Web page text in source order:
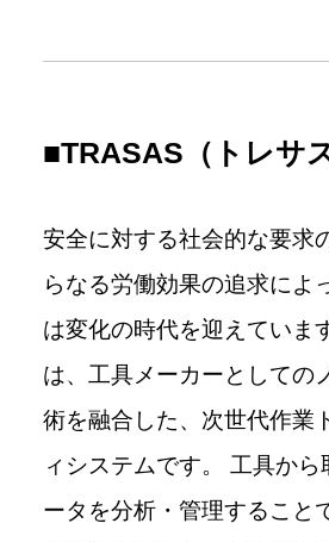
■TRASAS（トレサ
安全に対する社会的な要求
らなる労働効果の追求によ
は変化の時代を迎えていま
は、工具メーカーとしての
術を融合した、次世代作業
ィシステムです。 工具か
ータを分析・管理すること